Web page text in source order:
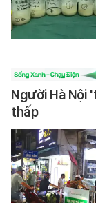
Người Hà Nội
thấp